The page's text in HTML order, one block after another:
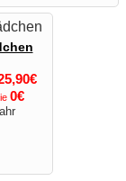
0€